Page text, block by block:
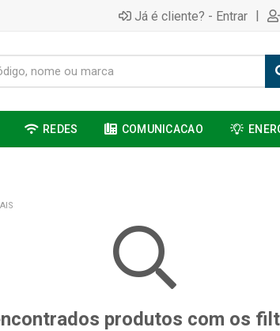
Já é cliente? - Entrar |
REDES COMUNICACAO
produtos com os